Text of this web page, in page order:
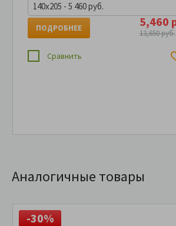
140x205 - 5 460 руб.
5,460
13,650 руб.
ПОДРОБНЕЕ
Сравнить
Аналогичные товары
-30%